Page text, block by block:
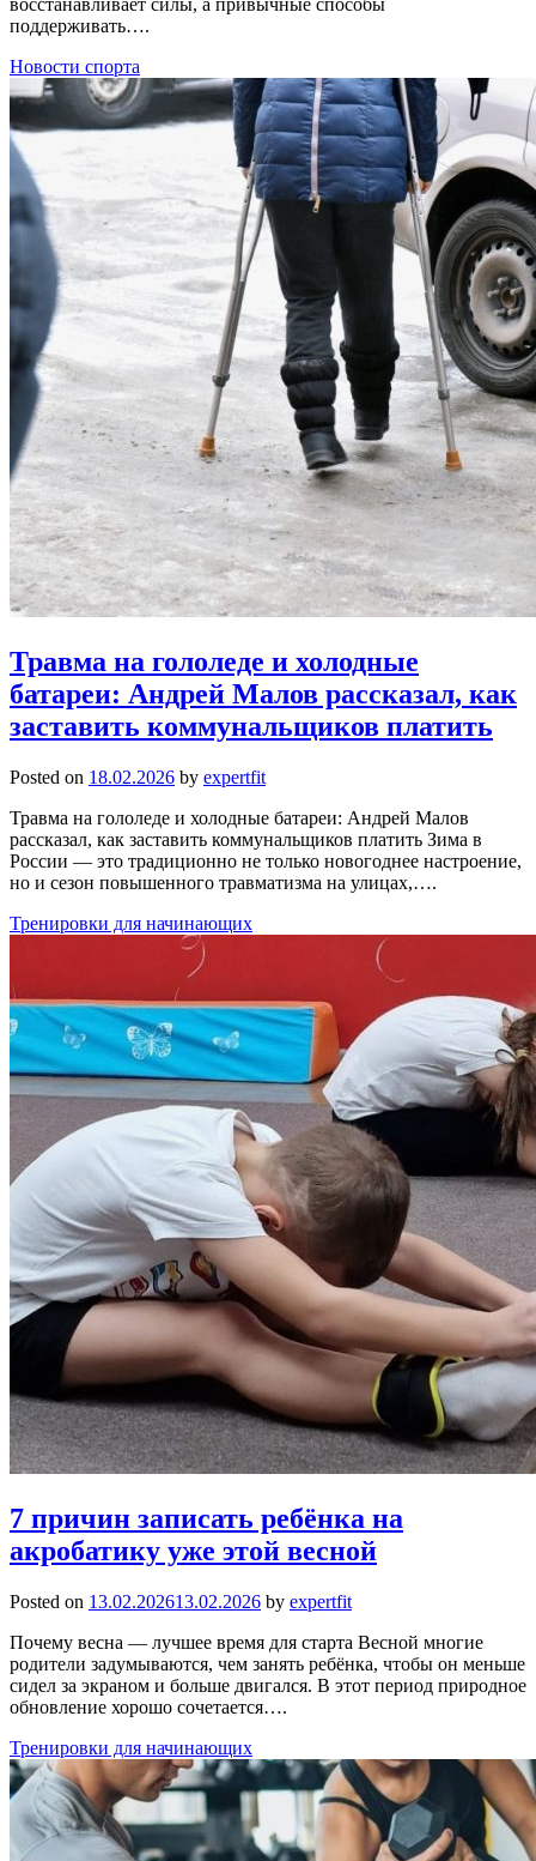
восстанавливает силы, а привычные способы
поддерживать….
Новости спорта
Травма на гололеде и холодные
батареи: Андрей Малов рассказал, как
заставить коммунальщиков платить
Posted on 18.02.2026 by expertfit
Травма на гололеде и холодные батареи: Андрей Малов
рассказал, как заставить коммунальщиков платить Зима в
России — это традиционно не только новогоднее настроение,
но и сезон повышенного травматизма на улицах,….
Тренировки для начинающих
7 причин записать ребёнка на
акробатику уже этой весной
Posted on 13.02.202613.02.2026 by expertfit
Почему весна — лучшее время для старта Весной многие
родители задумываются, чем занять ребёнка, чтобы он меньше
сидел за экраном и больше двигался. В этот период природное
обновление хорошо сочетается….
Тренировки для начинающих